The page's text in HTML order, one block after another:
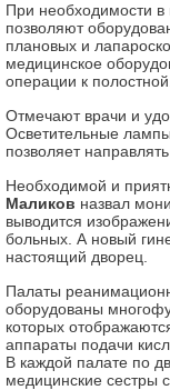
При необходимости
позволяют
плановых и
медицинское
операции к полостной.
Отмечают врачи и
Осветительные
позволяет
Необходимой и
Маликов назвал
выводится
больных. А новый
настоящий дворец.
Палаты
оборудованы
которых
аппараты подачи
В каждой палате по
медицинские сестры